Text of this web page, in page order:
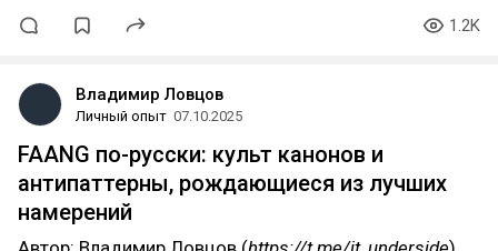
1.2K
Владимир Ловцов
Личный опыт 07.10.2025
FAANG по-русски: культ канонов и
антипаттерны, рождающиеся из лучших
намерений